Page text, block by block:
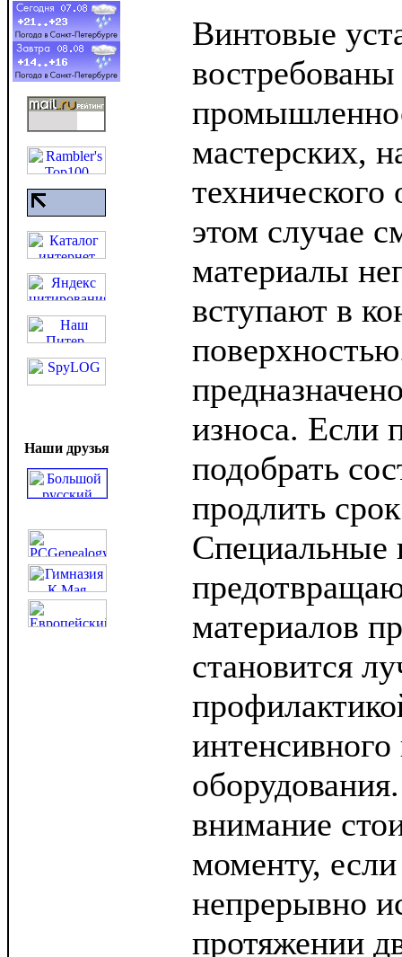
Наши друзья
Винтовые
мастерских,
этом случае
материалы
вступают в
износа. Если
подобрать
продлить
Специальные
материалов
становится
интенсивного
внимание
моменту,
непрерывно
протяжении